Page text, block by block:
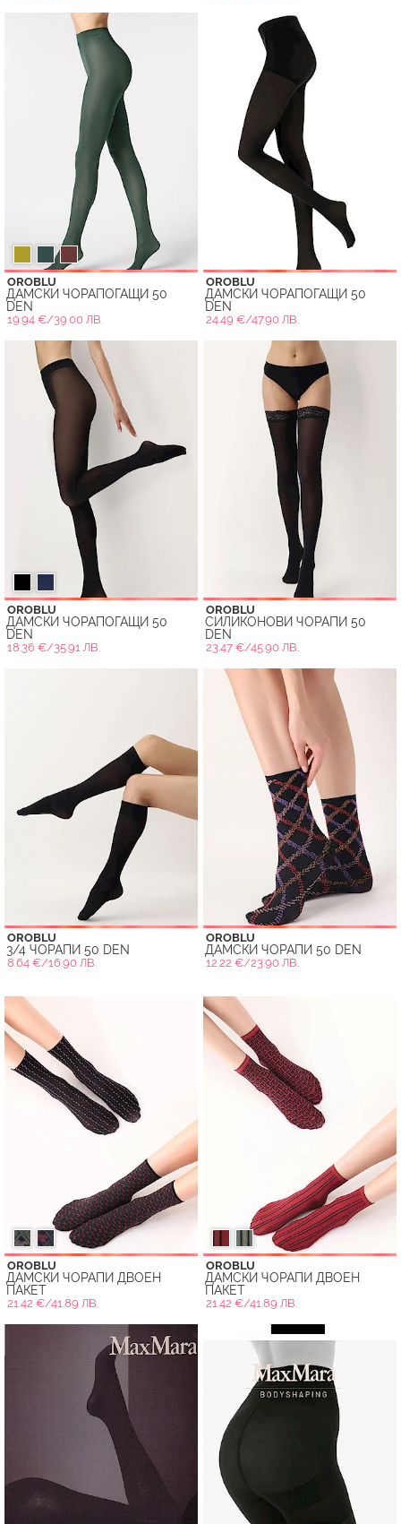
OROBLU
ДАМСКИ ЧОРАПОГАЩИ 50
DEN
19.94 €/39.00 ЛВ.
OROBLU
ДАМСКИ ЧОРАПОГАЩИ 50
DEN
24.49 €/47.90 ЛВ.
OROBLU
ДАМСКИ ЧОРАПОГАЩИ 50
DEN
18.36 €/35.91 ЛВ.
OROBLU
СИЛИКОНОВИ ЧОРАПИ 50
DEN
23.47 €/45.90 ЛВ.
OROBLU
3/4 ЧОРАПИ 50 DEN
8.64 €/16.90 ЛВ.
OROBLU
ДАМСКИ ЧОРАПИ 50 DEN
12.22 €/23.90 ЛВ.
OROBLU
ДАМСКИ ЧОРАПИ ДВОЕН
ПАКЕТ
21.42 €/41.89 ЛВ.
OROBLU
ДАМСКИ ЧОРАПИ ДВОЕН
ПАКЕТ
21.42 €/41.89 ЛВ.